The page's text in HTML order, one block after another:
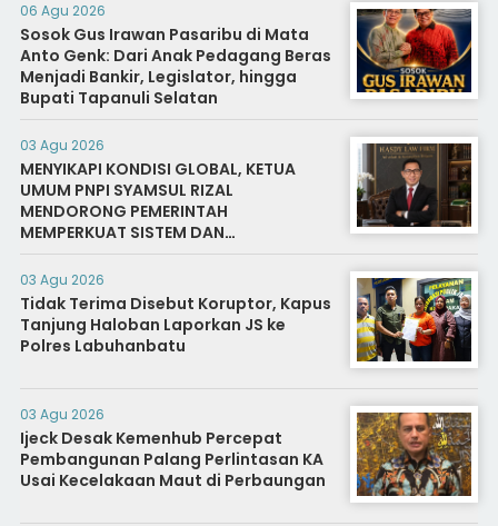
06 Agu 2026
Sosok Gus Irawan Pasaribu di Mata
Anto Genk: Dari Anak Pedagang Beras
Menjadi Bankir, Legislator, hingga
Bupati Tapanuli Selatan
03 Agu 2026
MENYIKAPI KONDISI GLOBAL, KETUA
UMUM PNPI SYAMSUL RIZAL
MENDORONG PEMERINTAH
MEMPERKUAT SISTEM DAN
INFRASTRUKTUR INTELIJEN NEGARA
03 Agu 2026
Tidak Terima Disebut Koruptor, Kapus
Tanjung Haloban Laporkan JS ke
Polres Labuhanbatu
03 Agu 2026
Ijeck Desak Kemenhub Percepat
Pembangunan Palang Perlintasan KA
Usai Kecelakaan Maut di Perbaungan